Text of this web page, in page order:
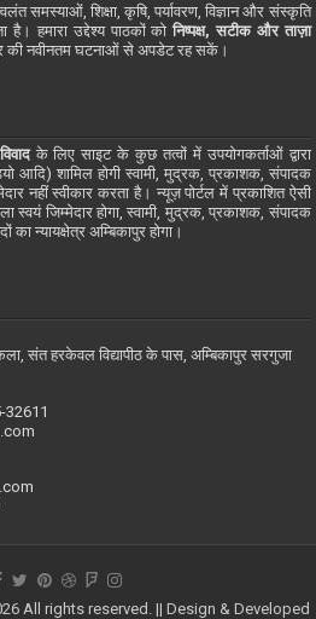
समस्याओं, शिक्षा, कृषि, पर्यावरण, विज्ञान और संस्कृति
है। हमारा उद्देश्य पाठकों कोनिष्पक्ष, सटीक और ताज़ा
की नवीनतम घटनाओं से अपडेट रह सकें।
के लिए साइट के कुछ तत्वों में उपयोगकर्ताओं द्वारा
आदि) शामिल होगी स्वामी, मुद्रक, प्रकाशक, संपादक
नहीं स्वीकार करता है। न्यूज़ पोर्टल में प्रकाशित ऐसी
स्वयं जिम्मेदार होगा, स्वामी, मुद्रक, प्रकाशक, संपादक
का न्यायक्षेत्र अम्बिकापुर होगा।
संत हरकेवल विद्यापीठ के पास, अम्बिकापुर सरगुजा
32611
All rights reserved. || Design & Developed